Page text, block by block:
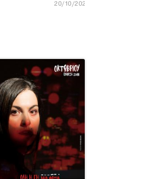
20/10/2022